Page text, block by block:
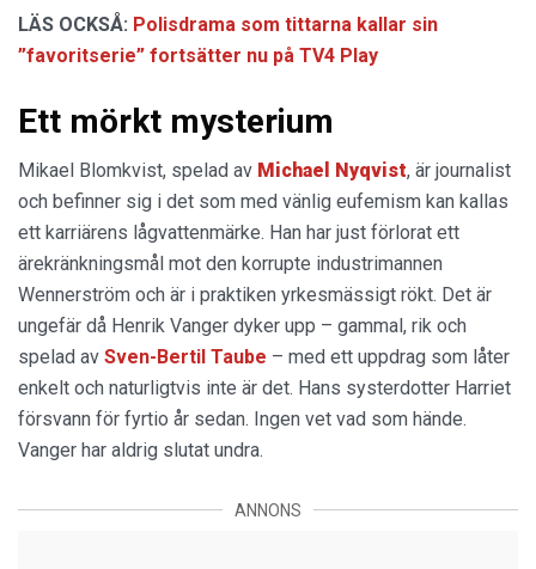
LÄS OCKSÅ: Polisdrama som tittarna kallar sin
”favoritserie” fortsätter nu på TV4 Play
Ett mörkt mysterium
Mikael Blomkvist, spelad av Michael Nyqvist, är journalist
och befinner sig i det som med vänlig eufemism kan kallas
ett karriärens lågvattenmärke. Han har just förlorat ett
ärekränkningsmål mot den korrupte industrimannen
Wennerström och är i praktiken yrkesmässigt rökt. Det är
ungefär då Henrik Vanger dyker upp – gammal, rik och
spelad av Sven-Bertil Taube – med ett uppdrag som låter
enkelt och naturligtvis inte är det. Hans systerdotter Harriet
försvann för fyrtio år sedan. Ingen vet vad som hände.
Vanger har aldrig slutat undra.
ANNONS